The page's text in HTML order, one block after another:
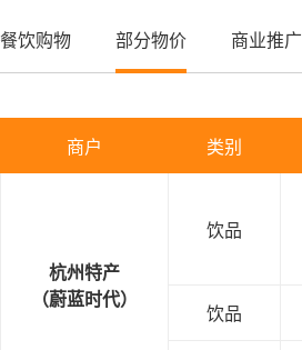
餐饮购物 部分物价 商业推广
商户 类别
杭州特产
（蔚蓝时代）
饮品
饮品